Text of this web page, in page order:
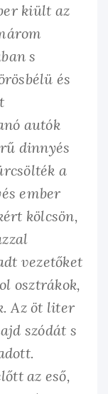
kiült az
s
és
autók
dinnyés
a
ember
kölcsön,
vezetőket
osztrákok,
Az öt liter
szódát s
az eső,